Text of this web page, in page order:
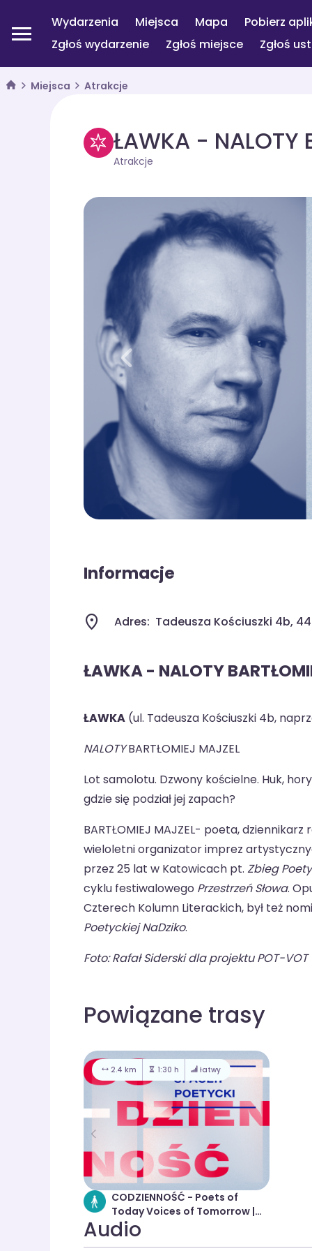
Wydarzenia Miejsca Mapa
Pobierz
Zgłoś wydarzenie
Zgłoś miejsce Zgłoś
Miejsca Atrakcje
ŁAWKA - NALOTY
Atrakcje
Informacje
Adres: Tadeusza Kościuszki 4b,
ŁAWKA - NALOTY
ŁAWKA (ul. Tadeusza Kościuszki 4b,
NALOTYBARTŁOMIEJ MAJZEL
Lot samolotu. Dzwony kościelne. Huk,
gdzie się podział jej zapach?
BARTŁOMIEJ MAJZEL- poeta,
wieloletni organizator imprez
przez 25 lat w Katowicach pt. Zbieg
cyklu festiwalowego Przestrzeń Słowa.
Czterech Kolumn Literackich, był też
Poetyckiej NaDziko.
Foto: Rafał Siderski dla projektu POT-VOT
Powiązane trasy
2.4 km 1:30 h łatwy
CODZIENNOŚĆ - Poets of
Today Voices of Tomorrow |
Spacer poetycki
Audio